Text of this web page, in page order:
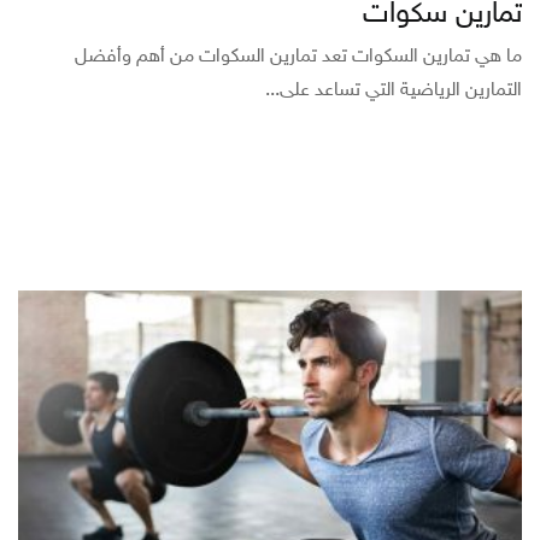
تمارين سكوات
ما هي تمارين السكوات تعد تمارين السكوات من أهم وأفضل
التمارين الرياضية التي تساعد على...